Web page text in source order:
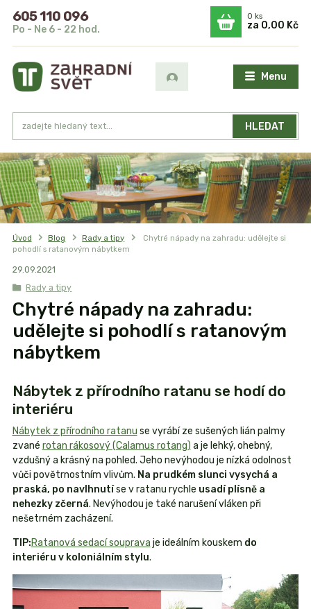
Menu
HLEDAT
605 110 096
Po - Ne 6 - 22 hod.
0ks
za 0,00 Kč
Úvod Blog Rady a tipy
Chytré nápady na zahradu: udělejte si
pohodlí s ratanovým nábytkem
29.09.2021
Rady a tipy
Chytré nápady na zahradu:
udělejte si pohodlí s ratanovým
nábytkem
Nábytek z přírodního ratanu se hodí do
interiéru
Nábytek z přírodního ratanu se vyrábí ze sušených lián palmy
zvané rotan rákosový (Calamus rotang) a je lehký, ohebný,
vzdušný a krásný na pohled. Jeho nevýhodou je nízká odolnost
vůči povětrnostním vlivům. Na prudkém slunci vysychá a
praská, po navlhnutíse v ratanu rychle usadí plísně a
nehezky zčerná. Nevýhodou je také narušení vláken při
nešetrném zacházení.
TIP:Ratanová sedací souprava je ideálním kouskem do
interiéru v koloniálním stylu.